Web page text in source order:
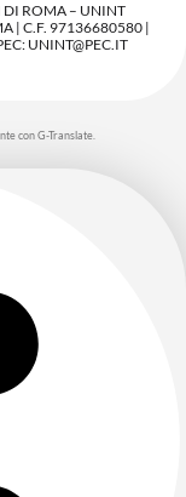
DI ROMA – UNINT
| C.F. 97136680580 |
UNINT@PEC.IT
con G-Translate.